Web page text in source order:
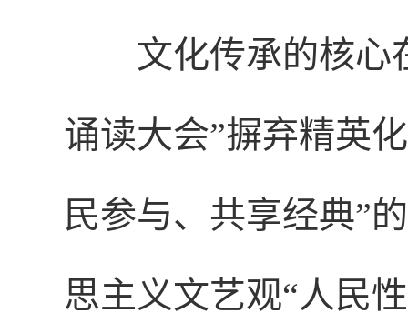
文化传承的核心
诵读大会”摒弃精英
民参与、共享经典”
思主义文艺观“人民